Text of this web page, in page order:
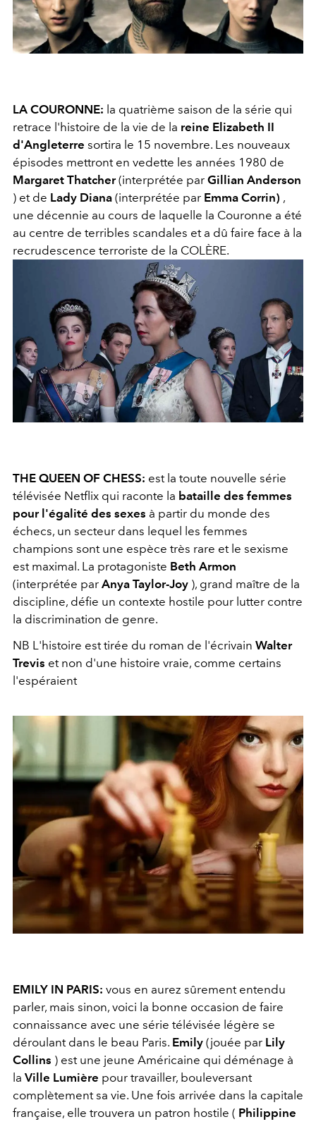
LA COURONNE: la quatrième saison de la série qui
retrace l'histoire de la vie de la reine Elizabeth II
d'Angleterre sortira le 15 novembre. Les nouveaux
épisodes mettront en vedette les années 1980 de
Margaret Thatcher(interprétée par Gillian Anderson
) et de Lady Diana (interprétée par Emma Corrin) ,
une décennie au cours de laquelle la Couronne a été
au centre de terribles scandales et a dû faire face à la
recrudescence terroriste de la COLÈRE.
THE QUEEN OF CHESS: est la toute nouvelle série
télévisée Netflix qui raconte la bataille des femmes
pour l'égalité des sexes à partir du monde des
échecs, un secteur dans lequel les femmes
champions sont une espèce très rare et le sexisme
est maximal. La protagoniste Beth Armon
(interprétée par Anya Taylor-Joy ), grand maître de la
discipline, défie un contexte hostile pour lutter contre
la discrimination de genre.
NB L'histoire est tirée du roman de l'écrivain Walter
Trevis et non d'une histoire vraie, comme certains
l'espéraient
EMILY IN PARIS: vous en aurez sûrement entendu
parler, mais sinon, voici la bonne occasion de faire
connaissance avec une série télévisée légère se
déroulant dans le beau Paris. Emily (jouée par Lily
Collins ) est une jeune Américaine qui déménage à
la Ville Lumière pour travailler, bouleversant
complètement sa vie. Une fois arrivée dans la capitale
française, elle trouvera un patron hostile ( Philippine